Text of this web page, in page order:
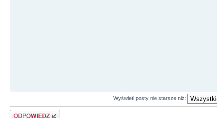
Wyświetl posty nie starsze niż:
Odpowiedz